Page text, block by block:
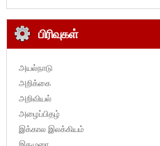
பிரிவுகள்
அயல்நாடு
அறிக்கை
அறிவியல்
அழைப்பிதழ்
இக்கால இலக்கியம்